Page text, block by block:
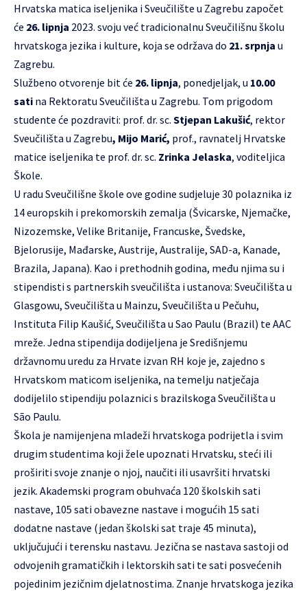
Hrvatska matica iseljenika iSveučilište u Zagrebu započet
će 26. lipnja 2023. svoju već tradicionalnu Sveučilišnu školu
hrvatskoga jezika i kulture, koja se održava do 21. srpnja u
Zagrebu.
Službeno otvorenje bit će 26. lipnja, ponedjeljak, u 10.00
sati na Rektoratu Sveučilišta u Zagrebu. Tom prigodom
studente će pozdraviti: prof. dr. sc. Stjepan Lakušić, rektor
Sveučilišta u Zagrebu, Mijo Marić, prof., ravnatelj Hrvatske
matice iseljenika te prof. dr. sc. Zrinka Jelaska, voditeljica
Škole.
U radu Sveučilišne škole ove godine sudjeluje 30 polaznika iz
14 europskih i prekomorskih zemalja (Švicarske, Njemačke,
Nizozemske, Velike Britanije, Francuske, Švedske,
Bjelorusije, Mađarske, Austrije, Australije, SAD-a, Kanade,
Brazila, Japana). Kao i prethodnih godina, među njima su i
stipendisti s partnerskih sveučilišta i ustanova: Sveučilišta u
Glasgowu, Sveučilišta u Mainzu, Sveučilišta u Pečuhu,
Instituta Filip Kaušić, Sveučilišta u Sao Paulu (Brazil) te AAC
mreže. Jedna stipendija dodijeljena je Središnjemu
državnomu uredu za Hrvate izvan RH koje je, zajedno s
Hrvatskom maticom iseljenika, na temelju natječaja
dodijelilo stipendiju polaznici s brazilskoga Sveučilišta u
São Paulu.
Škola je namijenjena mladeži hrvatskoga podrijetla i svim
drugim studentima koji žele upoznati Hrvatsku, steći ili
proširiti svoje znanje o njoj, naučiti ili usavršiti hrvatski
jezik. Akademski program obuhvaća 120 školskih sati
nastave, 105 sati obavezne nastave i mogućih 15 sati
dodatne nastave (jedan školski sat traje 45 minuta),
uključujući i terensku nastavu. Jezična se nastava sastoji od
odvojenih gramatičkih i lektorskih sati te sati posvećenih
pojedinim jezičnim djelatnostima. Znanje hrvatskoga jezika